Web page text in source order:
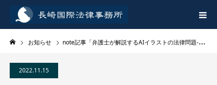
お知らせ note記事「弁護士が解説するAIイラストの法律問題-利用規約に違反したAIイラストの使用について」
2022.11.15